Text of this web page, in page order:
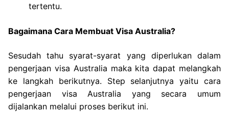
tertentu.
Bagaimana Cara Membuat Visa Australia?
Sesudah tahu syarat-syarat yang diperlukan dalam
pengerjaan visa Australia maka kita dapat melangkah
ke langkah berikutnya. Step selanjutnya yaitu cara
pengerjaan visa Australia yang secara umum
dijalankan melalui proses berikut ini.